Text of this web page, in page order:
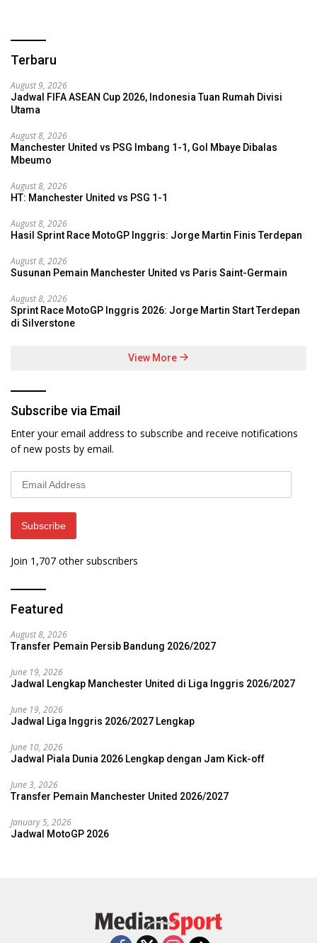
Terbaru
August 9, 2026
Jadwal FIFA ASEAN Cup 2026, Indonesia Tuan Rumah Divisi
Utama
August 8, 2026
Manchester United vs PSG Imbang 1-1, Gol Mbaye Dibalas
Mbeumo
August 8, 2026
HT: Manchester United vs PSG 1-1
August 8, 2026
Hasil Sprint Race MotoGP Inggris: Jorge Martin Finis Terdepan
August 8, 2026
Susunan Pemain Manchester United vs Paris Saint-Germain
August 8, 2026
Sprint Race MotoGP Inggris 2026: Jorge Martin Start Terdepan
di Silverstone
View More
Subscribe via Email
Enter your email address to subscribe and receive notifications
of new posts by email.
Subscribe
Join 1,707 other subscribers
Featured
August 8, 2026
Transfer Pemain Persib Bandung 2026/2027
June 19, 2026
Jadwal Lengkap Manchester United di Liga Inggris 2026/2027
June 19, 2026
Jadwal Liga Inggris 2026/2027 Lengkap
June 10, 2026
Jadwal Piala Dunia 2026 Lengkap dengan Jam Kick-off
June 3, 2026
Transfer Pemain Manchester United 2026/2027
January 5, 2026
Jadwal MotoGP 2026